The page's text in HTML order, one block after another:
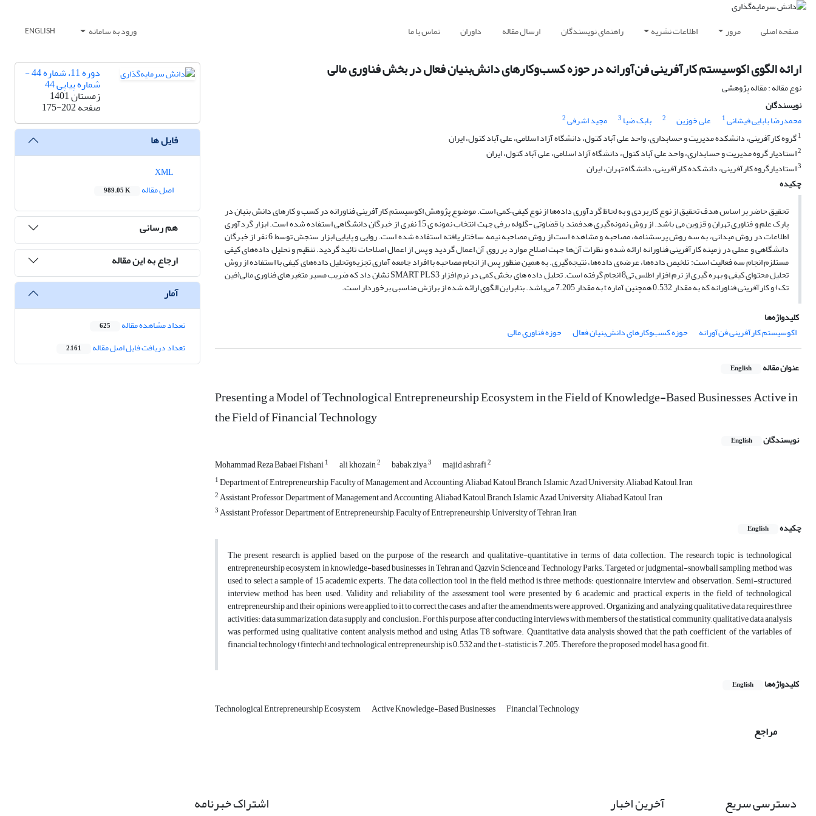
صفحه اصلی مرور اطلاعات نشریه راهنمای نویسندگان ارسال مقاله داوران تماس با ما ورود به سامانه ENGLISH
ارائه الگوی اکوسیستم کارآفرینی فن‌آورانه در حوزه کسب‌وکارهای دانش‌بنیان فعال در بخش فناوری مالی
نوع مقاله : مقاله پژوهشی
نویسندگان
محمدرضا بابایی فیشانی1 علی خوزین 2 بابک ضیا 3 مجید اشرفی2
1گروه کارآفرینی، دانشکده مدیریت و حسابداری، واحد علی آباد کتول، دانشگاه آزاد اسلامی، علی آباد کتول، ایران
2استادیار گروه مدیریت و حسابداری، واحد علی آباد کتول، دانشگاه آزاد اسلامی، علی آباد کتول، ایران
3استادیارگروه کارآفرینی، دانشکده کارآفرینی، دانشگاه تهران، ایران
چکیده
تحقیق حاضر بر اساس هدف تحقیق از نوع کاربردی و به لحاظ گردآوری داده‌ها از نوع کیفی –کمی است. موضوع پژوهش اکوسیستم کارآفرینی فناورانه در کسب و کارهای دانش بنیان در
پارک علم و فناوری تهران و قزوین می باشد. از روش نمونه‌گیری هدفمند یا قضاوتی -گلوله برفی جهت انتخاب نمونه ی 15 نفری از خبرگان دانشگاهی استفاده شده است. ابزار گردآوری
اطلاعات در روش میدانی، به سه روش پرسشنامه، مصاحبه و مشاهده است از روش مصاحبه نیمه ساختار یافته استفاده شده است. روایی و پایایی ابزار سنجش توسط 6 نفر از خبرگان
دانشگاهی و عملی در زمینه کارآفرینی فناورانه ارائه شده و نظرات آن‌ها جهت اصلاح موارد بر روی آن اعمال گردید و پس از اعمال اصلاحات تائید گردید. تنظیم و تحلیل داده‌های کیفی
مستلزم انجام سه فعالیت است: تلخیص داده‌ها، عرضه‌ی داده‌ها، نتیجه‌گیری. به همین منظور پس از انجام مصاحبه با افراد جامعه آماری تجزیه‌وتحلیل داده‌های کیفی با استفاده از روش
تحلیل محتوای کیفی و بهره گیری از نرم افزار اطلس تی8 انجام گرفته است. تحلیل داده های بخش کمی در نرم افزار SMART PLS3 نشان داد که ضریب مسیر متغیرهای فناوری مالی(فین
تک) و کارآفرینی فناورانه که به مقدار 0.532 همچنین آماره t به مقدار 7.205 می‌باشد. بنابراین الگوی ارائه شده از برازش مناسبی برخوردار است.
کلیدواژه‌ها
اکوسیستم کارآفرینی فن‌آورانه
حوزه کسب‌وکارهای دانش‌بنیان فعال حوزه فناوری مالی
عنوان مقاله English
Presenting a Model of Technological Entrepreneurship Ecosystem in the Field of Knowledge-Based Businesses Active in
the Field of Financial Technology
نویسندگان English
Mohammad Reza Babaei Fishani1 ali khozain2 babak ziya3 majid ashrafi2
1Department of Entrepreneurship, Faculty of Management and Accounting, Aliabad Katoul Branch, Islamic Azad University, Aliabad Katoul, Iran
2Assistant Professor, Department of Management and Accounting, Aliabad Katoul Branch, Islamic Azad University, Aliabad Katoul, Iran
3Assistant Professor, Department of Entrepreneurship, Faculty of Entrepreneurship, University of Tehran, Iran
چکیده
English
The present research is applied based on the purpose of the research and qualitative-quantitative in terms of data collection. The research topic is technological
entrepreneurship ecosystem in knowledge-based businesses in Tehran and Qazvin Science and Technology Parks. Targeted or judgmental-snowball sampling method was
used to select a sample of 15 academic experts. The data collection tool in the field method is three methods: questionnaire, interview and observation. Semi-structured
interview method has been used. Validity and reliability of the assessment tool were presented by 6 academic and practical experts in the field of technological
entrepreneurship and their opinions were applied to it to correct the cases and after the amendments were approved. Organizing and analyzing qualitative data requires three
activities: data summarization, data supply, and conclusion. For this purpose, after conducting interviews with members of the statistical community, qualitative data analysis
was performed using qualitative content analysis method and using Atlas T8 software. Quantitative data analysis showed that the path coefficient of the variables of
financial technology (fintech) and technological entrepreneurship is 0.532 and the t-statistic is 7.205. Therefore, the proposed model has a good fit.
کلیدواژه‌ها English
Technological Entrepreneurship Ecosystem Active Knowledge-Based Businesses Financial Technology
مراجع
دوره 11، شماره 44 -
شماره پیاپی 44
زمستان 1401
صفحه175-202
فایل ها
اصل مقاله
989.05 K
هم رسانی
ارجاع به این مقاله
آمار
تعداد مشاهده مقاله 625
تعداد دریافت فایل اصل مقاله 2,161
دسترسی سریع آخرین اخبار اشتراک خبرنامه